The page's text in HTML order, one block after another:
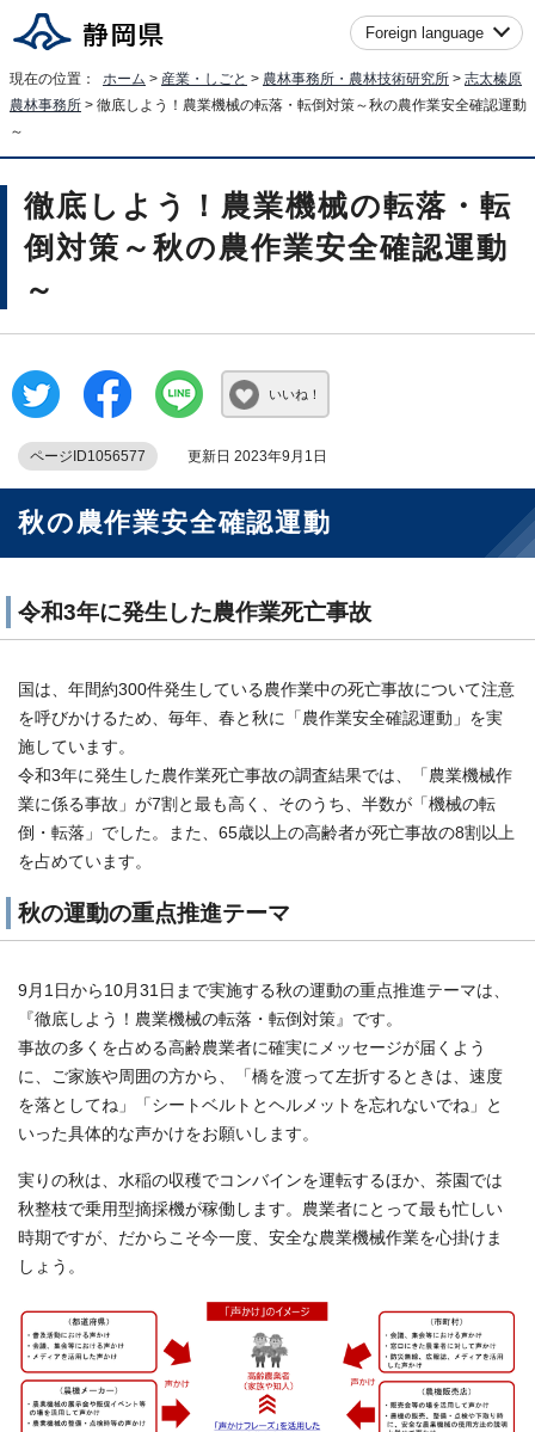
Foreign language
現在の位置： ホーム > 産業・しごと > 農林事務所・農林技術研究所 > 志太榛原
農林事務所 > 徹底しよう！農業機械の転落・転倒対策～秋の農作業安全確認運動
～
徹底しよう！農業機械の転落・転
倒対策～秋の農作業安全確認運動
～
いいね！
ページID1056577 更新日 2023年9月1日
秋の農作業安全確認運動
令和3年に発生した農作業死亡事故
国は、年間約300件発生している農作業中の死亡事故について注意
を呼びかけるため、毎年、春と秋に「農作業安全確認運動」を実
施しています。
令和3年に発生した農作業死亡事故の調査結果では、「農業機械作
業に係る事故」が7割と最も高く、そのうち、半数が「機械の転
倒・転落」でした。また、65歳以上の高齢者が死亡事故の8割以上
を占めています。
秋の運動の重点推進テーマ
9月1日から10月31日まで実施する秋の運動の重点推進テーマは、
『徹底しよう！農業機械の転落・転倒対策』です。
事故の多くを占める高齢農業者に確実にメッセージが届くよう
に、ご家族や周囲の方から、「橋を渡って左折するときは、速度
を落としてね」「シートベルトとヘルメットを忘れないでね」と
いった具体的な声かけをお願いします。
実りの秋は、水稲の収穫でコンバインを運転するほか、茶園では
秋整枝で乗用型摘採機が稼働します。農業者にとって最も忙しい
時期ですが、だからこそ今一度、安全な農業機械作業を心掛けま
しょう。